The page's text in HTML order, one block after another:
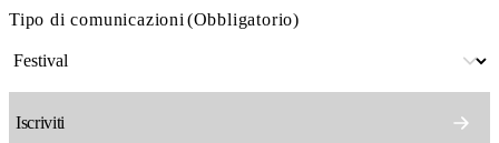
Tipo di comunicazioni(Obbligatorio)